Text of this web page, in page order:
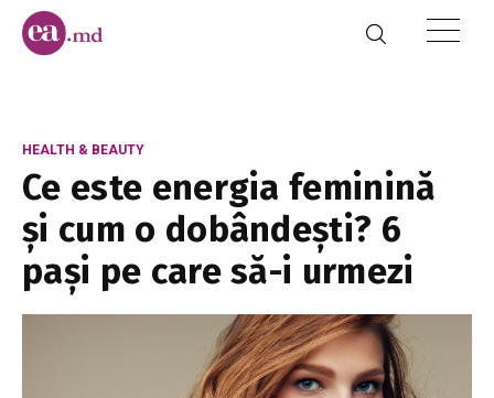
HEALTH & BEAUTY
Ce este energia feminină
și cum o dobândești? 6
pași pe care să-i urmezi